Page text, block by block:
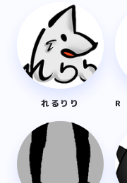
れるりり R